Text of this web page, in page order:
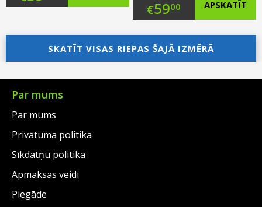
was:
€88.00.
price
is:
€59.00.
Original
price
was:
€88.00.
€5900
Current
price
is:
APSKATĪT
SKATĪT VISAS RIEPAS ŠAJĀ IZMĒRĀ
Par mums
Par mums
Privātuma politika
Sīkdatņu politika
Apmaksas veidi
Piegāde